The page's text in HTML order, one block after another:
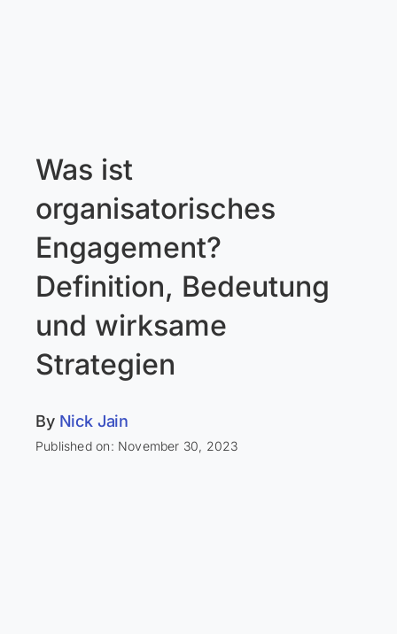
Was ist
organisatorisches
Engagement?
Definition, Bedeutung
und wirksame
Strategien
By Nick Jain
Published on: November 30, 2023